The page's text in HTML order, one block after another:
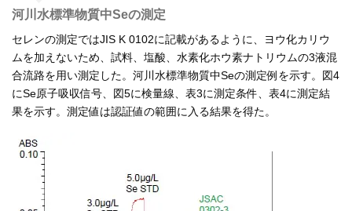
河川水標準物質中Seの測定
セレンの測定ではJIS K 0102に記載があるように、ヨウ化カリウ
ムを加えないため、試料、塩酸、水素化ホウ素ナトリウムの3液混
合流路を用い測定した。河川水標準物質中Seの測定例を示す。図4
にSe原子吸収信号、図5に検量線、表3に測定条件、表4に測定結
果を示す。測定値は認証値の範囲に入る結果を得た。